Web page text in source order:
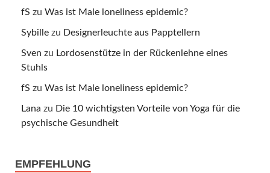
fS zu Was ist Male loneliness epidemic?
Sybille zu Designerleuchte aus Papptellern
Sven zu Lordosenstütze in der Rückenlehne eines
Stuhls
fS zu Was ist Male loneliness epidemic?
Lana zu Die 10 wichtigsten Vorteile von Yoga für die
psychische Gesundheit
EMPFEHLUNG